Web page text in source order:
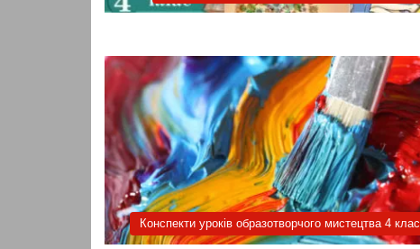
Конспекти уроків образотворчого мистецтва 4 клас